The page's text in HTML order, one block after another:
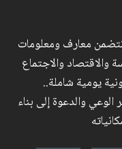
معارف ومعلومات
والاقتصاد والاجتماع
يومية شاملة..
والدعوة إلى بناء